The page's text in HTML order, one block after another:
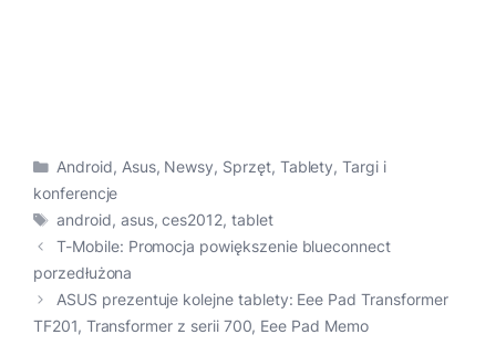
Kategorie
Android, Asus, Newsy, Sprzęt, Tablety,Targi i
konferencje
Tagi
android, asus,ces2012, tablet
T-Mobile: Promocja powiększenie blueconnect
porzedłużona
ASUS prezentuje kolejne tablety: Eee Pad Transformer
TF201, Transformer z serii 700, Eee Pad Memo